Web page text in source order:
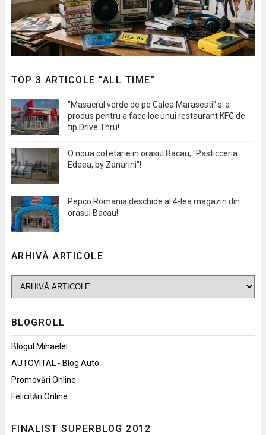
TOP 3 ARTICOLE "ALL TIME"
"Masacrul verde de pe Calea Marasesti" s-a
produs pentru a face loc unui restaurant KFC de
tip Drive Thru!
O noua cofetarie in orasul Bacau, "Pasticceria
Edeea, by Zanarini"!
Pepco Romania deschide al 4-lea magazin din
orasul Bacau!
ARHIVĂ ARTICOLE
BLOGROLL
Blogul Mihaelei
AUTOVITAL - Blog Auto
Promovări Online
Felicitări Online
FINALIST SUPERBLOG 2012